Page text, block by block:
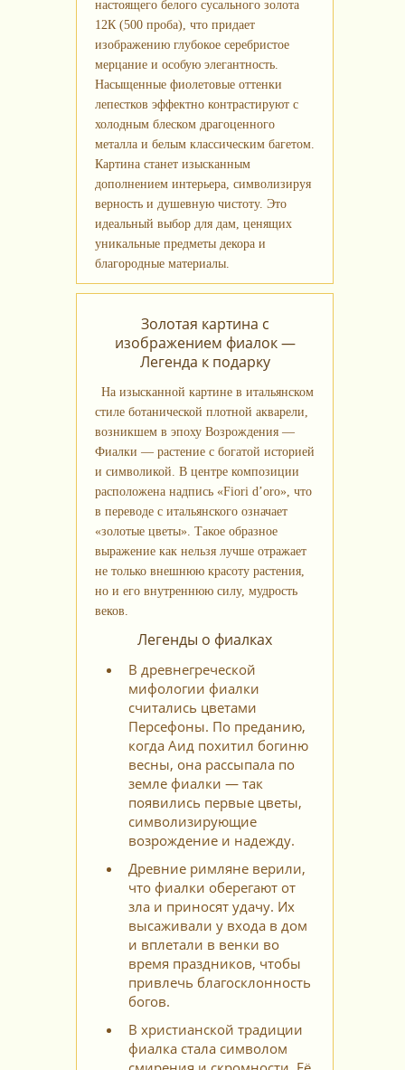
настоящего белого сусального золота
12К (500 проба), что придает
изображению глубокое серебристое
мерцание и особую элегантность.
Насыщенные фиолетовые оттенки
лепестков эффектно контрастируют с
холодным блеском драгоценного
металла и белым классическим багетом.
Картина станет изысканным
дополнением интерьера, символизируя
верность и душевную чистоту. Это
идеальный выбор для дам, ценящих
уникальные предметы декора и
благородные материалы.
Золотая картина с
изображением фиалок —
Легенда к подарку
На изысканной картине в итальянском
стиле ботанической плотной акварели,
возникшем в эпоху Возрождения —
Фиалки — растение с богатой историей
и символикой. В центре композиции
расположена надпись «Fiori d’oro», что
в переводе с итальянского означает
«золотые цветы». Такое образное
выражение как нельзя лучше отражает
не только внешнюю красоту растения,
но и его внутреннюю силу, мудрость
веков.
Легенды о фиалках
В древнегреческой
мифологии фиалки
считались цветами
Персефоны. По преданию,
когда Аид похитил богиню
весны, она рассыпала по
земле фиалки — так
появились первые цветы,
символизирующие
возрождение и надежду.
Древние римляне верили,
что фиалки оберегают от
зла и приносят удачу. Их
высаживали у входа в дом
и вплетали в венки во
время праздников, чтобы
привлечь благосклонность
богов.
В христианской традиции
фиалка стала символом